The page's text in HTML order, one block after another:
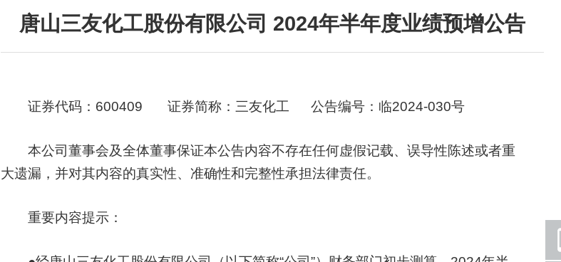
唐山三友化工股份有限公司 2024年半年度业绩预增公告
证券代码：600409 证券简称：三友化工 公告编号：临2024-030号
本公司董事会及全体董事保证本公告内容不存在任何虚假记载、误导性陈述或者重
大遗漏，并对其内容的真实性、准确性和完整性承担法律责任。
重要内容提示：